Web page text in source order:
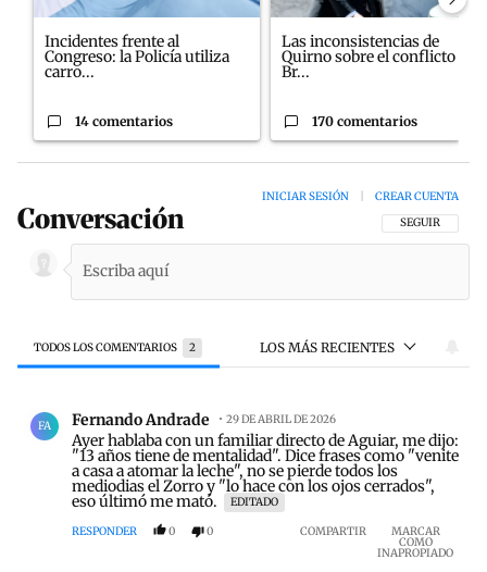
Incidentes frente al
Congreso: la Policía utiliza
carro...
14 comentarios
Las inconsistencias de
Quirno sobre el conflicto con
Br...
170 comentarios
Conversación SIGA ESTA
SEGUIR
INICIAR SESIÓN CREAR CUENTA
TODOS LOS COMENTARIOS 2 LOS MÁS RECIENTES
Todos los comentarios
FA Fernando Andrade 29 DE ABRIL DE 2026
Ayer hablaba con un familiar directo de Aguiar, me dijo:
"13 años tiene de mentalidad". Dice frases como "venite
a casa a atomar la leche", no se pierde todos los
mediodias el Zorro y "lo hace con los ojos cerrados",
eso últimó me mató. EDITADO
RESPONDER 0 0 COMPARTIR MARCAR
COMO
INAPROPIADO